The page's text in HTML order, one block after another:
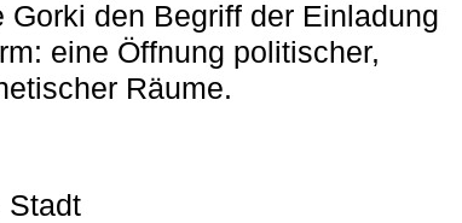
Gorki den Begriff der Einladung
eine Öffnung politischer,
Räume.
Stadt